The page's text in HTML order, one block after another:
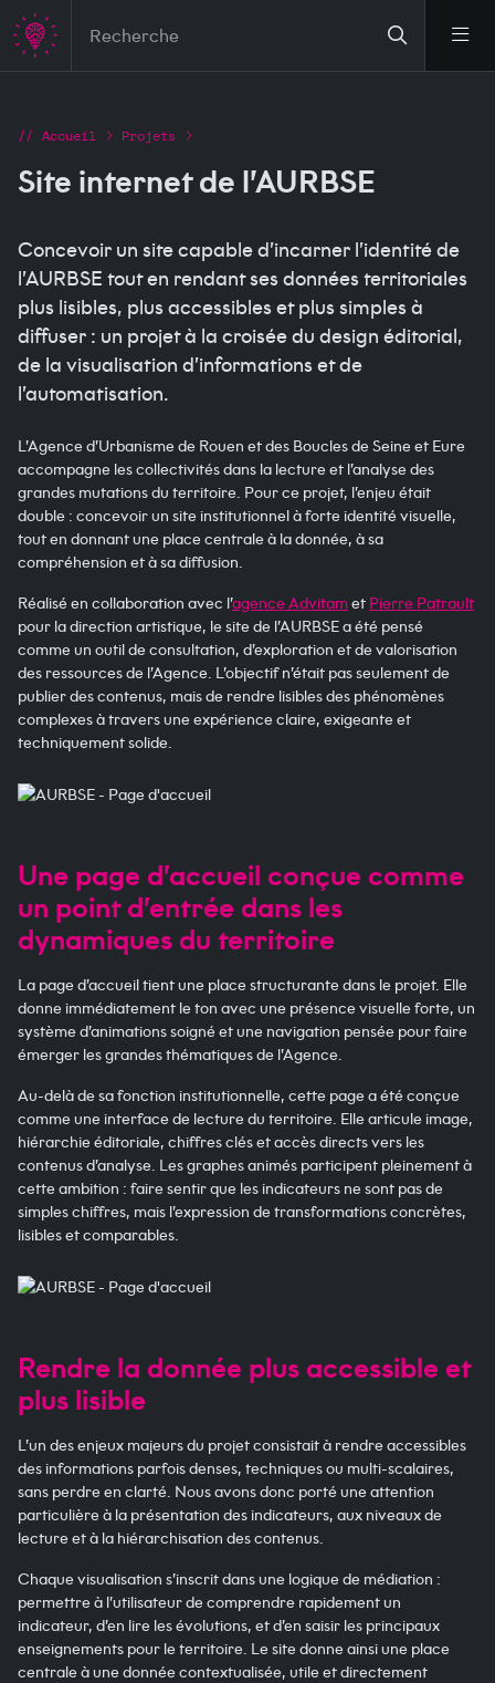
Fil d'Ariane
Accueil Projets
Site internet de l’AURBSE
Concevoir un site capable d’incarner l’identité de
l’AURBSE tout en rendant ses données territoriales
plus lisibles, plus accessibles et plus simples à
diffuser : un projet à la croisée du design éditorial,
de la visualisation d’informations et de
l’automatisation.
L’Agence d’Urbanisme de Rouen et des Boucles de Seine et Eure
accompagne les collectivités dans la lecture et l’analyse des
grandes mutations du territoire. Pour ce projet, l’enjeu était
double : concevoir un site institutionnel à forte identité visuelle,
tout en donnant une place centrale à la donnée, à sa
compréhension et à sa diffusion.
Réalisé en collaboration avec l’agence Advitamet Pierre Patrault
pour la direction artistique, le site de l’AURBSE a été pensé
comme un outil de consultation, d’exploration et de valorisation
des ressources de l’Agence. L’objectif n’était pas seulement de
publier des contenus, mais de rendre lisibles des phénomènes
complexes à travers une expérience claire, exigeante et
techniquement solide.
Une page d’accueil conçue comme
un point d’entrée dans les
dynamiques du territoire
La page d’accueil tient une place structurante dans le projet. Elle
donne immédiatement le ton avec une présence visuelle forte, un
système d’animations soigné et une navigation pensée pour faire
émerger les grandes thématiques de l’Agence.
Au-delà de sa fonction institutionnelle, cette page a été conçue
comme une interface de lecture du territoire. Elle articule image,
hiérarchie éditoriale, chiffres clés et accès directs vers les
contenus d’analyse. Les graphes animés participent pleinement à
cette ambition : faire sentir que les indicateurs ne sont pas de
simples chiffres, mais l’expression de transformations concrètes,
lisibles et comparables.
Rendre la donnée plus accessible et
plus lisible
L’un des enjeux majeurs du projet consistait à rendre accessibles
des informations parfois denses, techniques ou multi-scalaires,
sans perdre en clarté. Nous avons donc porté une attention
particulière à la présentation des indicateurs, aux niveaux de
lecture et à la hiérarchisation des contenus.
Chaque visualisation s’inscrit dans une logique de médiation :
permettre à l’utilisateur de comprendre rapidement un
indicateur, d’en lire les évolutions, et d’en saisir les principaux
enseignements pour le territoire. Le site donne ainsi une place
centrale à une donnée contextualisée, utile et directement